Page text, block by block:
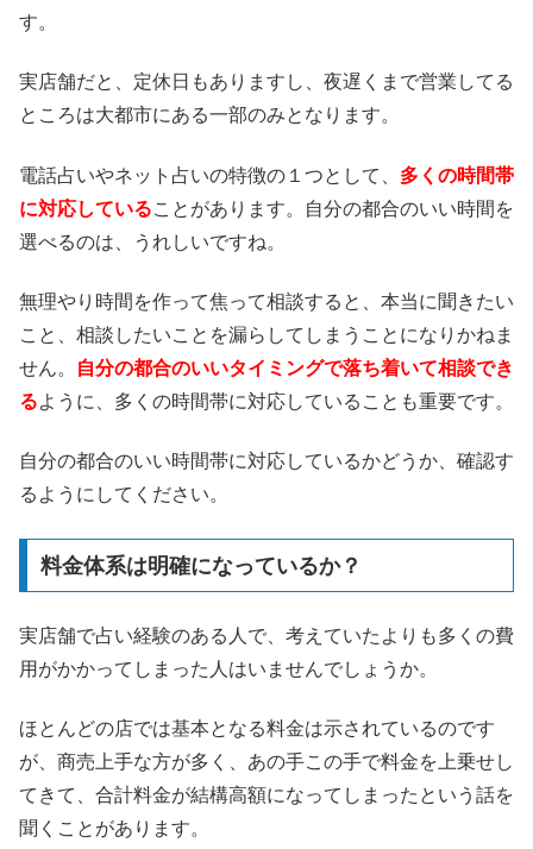
す。
実店舗だと、定休日もありますし、夜遅くまで営業してる
ところは大都市にある一部のみとなります。
電話占いやネット占いの特徴の１つとして、 多くの時間帯
に対応していることがあります。自分の都合のいい時間を
選べるのは、うれしいですね。
無理やり時間を作って焦って相談すると、本当に聞きたい
こと、相談したいことを漏らしてしまうことになりかねま
せん。
自分の都合のいいタイミングで落ち着いて相談でき
るように、多くの時間帯に対応していることも重要です。
自分の都合のいい時間帯に対応しているかどうか、確認す
るようにしてください。
料金体系は明確になっているか？
実店舗で占い経験のある人で、考えていたよりも多くの費
用がかかってしまった人はいませんでしょうか。
ほとんどの店では基本となる料金は示されているのです
が、商売上手な方が多く、あの手この手で料金を上乗せし
てきて、合計料金が結構高額になってしまったという話を
聞くことがあります。